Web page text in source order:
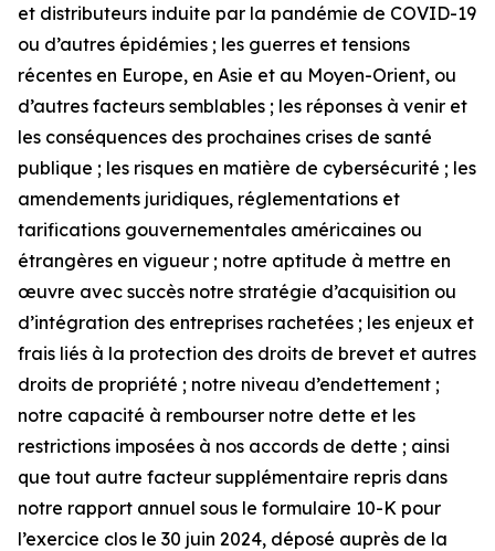
et distributeurs induite par la pandémie de COVID-19
ou d’autres épidémies ; les guerres et tensions
récentes en Europe, en Asie et au Moyen-Orient, ou
d’autres facteurs semblables ; les réponses à venir et
les conséquences des prochaines crises de santé
publique ; les risques en matière de cybersécurité ; les
amendements juridiques, réglementations et
tarifications gouvernementales américaines ou
étrangères en vigueur ; notre aptitude à mettre en
œuvre avec succès notre stratégie d’acquisition ou
d’intégration des entreprises rachetées ; les enjeux et
frais liés à la protection des droits de brevet et autres
droits de propriété ; notre niveau d’endettement ;
notre capacité à rembourser notre dette et les
restrictions imposées à nos accords de dette ; ainsi
que tout autre facteur supplémentaire repris dans
notre rapport annuel sous le formulaire 10-K pour
l’exercice clos le 30 juin 2024, déposé auprès de la